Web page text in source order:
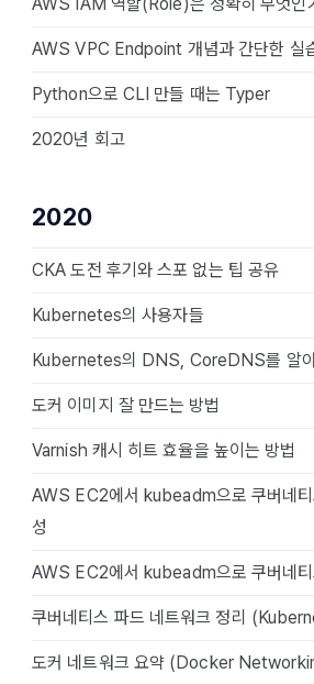
AWS VPC Endpoint 개념과 간단한 실
Python으로 CLI 만들 때는 Typer
2020년 회고
2020
CKA 도전 후기와 스포 없는 팁 공유
Kubernetes의 사용자들
Kubernetes의 DNS, CoreDNS를 알
도커 이미지 잘 만드는 방법
Varnish 캐시 히트 효율을 높이는 방법
AWS EC2에서 kubeadm으로 쿠버네
성
AWS EC2에서 kubeadm으로 쿠버네
쿠버네티스 파드 네트워크 정리
도커 네트워크 요약 (Docker